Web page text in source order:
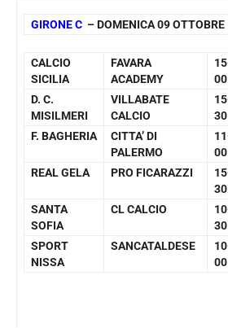
GIRONE C – DOMENICA 09 OTTOBRE
CALCIO
SICILIA
FAVARA
ACADEMY
00
D. C.
MISILMERI
VILLABATE
CALCIO
30
F. BAGHERIA
CITTA’ DI
PALERMO
00
REAL GELA PRO FICARAZZI
30
SANTA
SOFIA
CL CALCIO
30
SPORT
NISSA
SANCATALDESE
00